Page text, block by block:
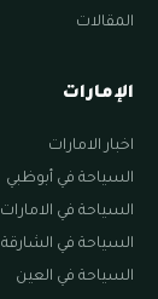
المقالات
الإمارات
اخبار الامارات
السياحة في أبوظبي
السياحة في الامارات
السياحة في الشارقة
السياحة في العين